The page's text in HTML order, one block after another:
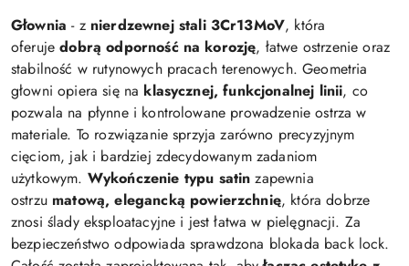
Głownia - z nierdzewnej stali 3Cr13MoV, która
oferuje dobrą odporność na korozję, łatwe ostrzenie oraz
stabilność w rutynowych pracach terenowych. Geometria
głowni opiera się na klasycznej, funkcjonalnej linii, co
pozwala na płynne i kontrolowane prowadzenie ostrza w
materiale. To rozwiązanie sprzyja zarówno precyzyjnym
cięciom, jak i bardziej zdecydowanym zadaniom
użytkowym. Wykończenie typu satin zapewnia
ostrzu matową, elegancką powierzchnię, która dobrze
znosi ślady eksploatacyjne i jest łatwa w pielęgnacji. Za
bezpieczeństwo odpowiada sprawdzona blokada back lock.